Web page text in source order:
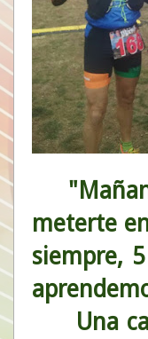
meterte
siempre,
Una